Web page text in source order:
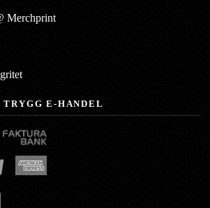
Merchprint
TRYGG E-HANDEL